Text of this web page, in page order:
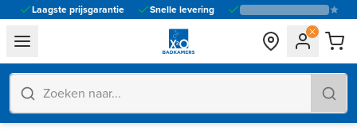
Laagste prijsgarantie Snelle levering
general.navigation.toggle_menu.label